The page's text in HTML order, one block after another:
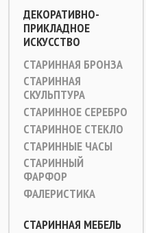
ДЕКОРАТИВНО-
ПРИКЛАДНОЕ
ИСКУССТВО
СТАРИННАЯ БРОНЗА
СТАРИННАЯ
СКУЛЬПТУРА
СТАРИННОЕ СЕРЕБРО
СТАРИННОЕ СТЕКЛО
СТАРИННЫЕ ЧАСЫ
СТАРИННЫЙ
ФАРФОР
ФАЛЕРИСТИКА
СТАРИННАЯ МЕБЕЛЬ